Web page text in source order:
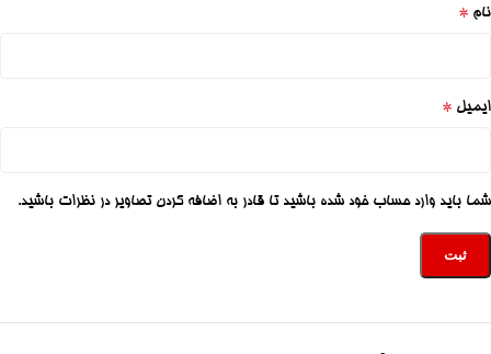
نام *
ایمیل *
شما باید وارد حساب خود شده باشید تا قادر به اضافه کردن تصاویر در نظرات باشید.